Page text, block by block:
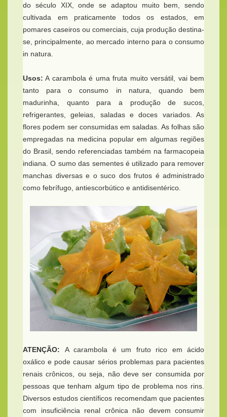
do século XIX, onde se adaptou muito bem, sendo
cultivada em praticamente todos os estados, em
pomares caseiros ou comerciais, cuja produção destina-
se, principalmente, ao mercado interno para o consumo
in natura.
Usos: A carambola é uma fruta muito versátil, vai bem
tanto para o consumo in natura, quando bem
madurinha, quanto para a produção de sucos,
refrigerantes, geleias, saladas e doces variados. As
flores podem ser consumidas em saladas. As folhas são
empregadas na medicina popular em algumas regiões
do Brasil, sendo referenciadas também na farmacopeia
indiana. O sumo das sementes é utilizado para remover
manchas diversas e o suco dos frutos é administrado
como febrífugo, antiescorbútico e antidisentérico.
ATENÇÃO: A carambola é um fruto rico em ácido
oxálico e pode causar sérios problemas para pacientes
renais crônicos, ou seja, não deve ser consumida por
pessoas que tenham algum tipo de problema nos rins.
Diversos estudos científicos recomendam que pacientes
com insuficiência renal crônica não devem consumir